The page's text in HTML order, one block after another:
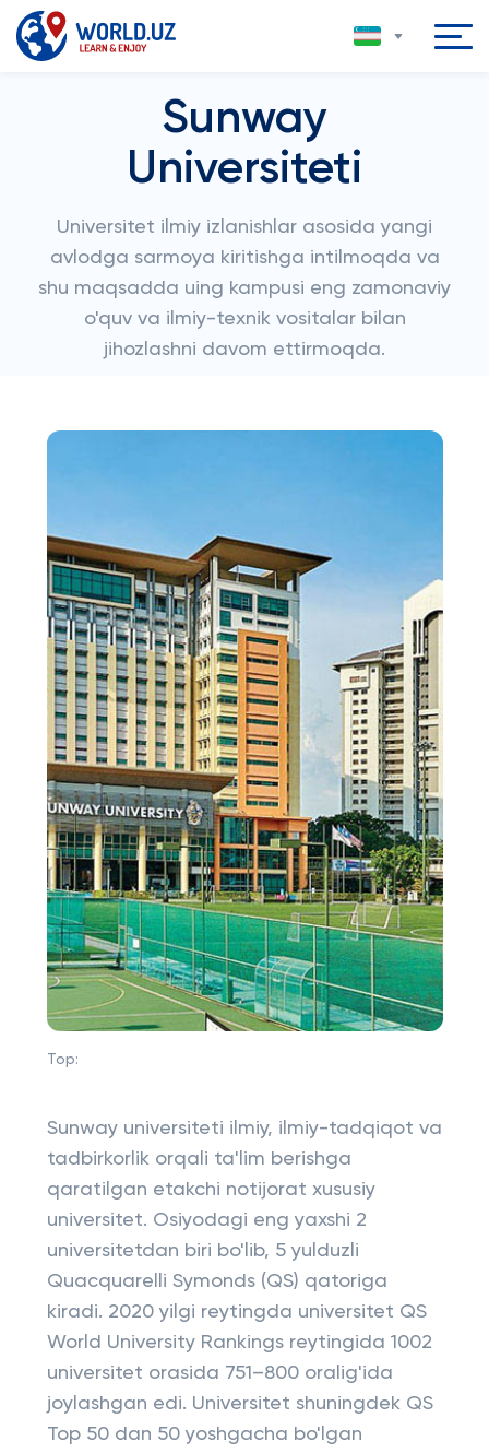
Sunway
Universiteti
Universitet ilmiy izlanishlar asosida yangi
avlodga sarmoya kiritishga intilmoqda va
shu maqsadda uing kampusi eng zamonaviy
o'quv va ilmiy-texnik vositalar bilan
jihozlashni davom ettirmoqda.
Top:
Sunway universiteti ilmiy, ilmiy-tadqiqot va
tadbirkorlik orqali ta'lim berishga
qaratilgan etakchi notijorat xususiy
universitet. Osiyodagi eng yaxshi 2
universitetdan biri bo'lib, 5 yulduzli
Quacquarelli Symonds (QS) qatoriga
kiradi. 2020 yilgi reytingda universitet QS
World University Rankings reytingida 1002
universitet orasida 751–800 oralig'ida
joylashgan edi. Universitet shuningdek QS
Top 50 dan 50 yoshgacha bo'lgan